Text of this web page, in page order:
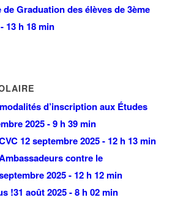
de Graduation des élèves de 3ème
13 h 18 min
d’inscription aux Études
2025 - 9 h 39 min
12 septembre 2025 - 12 h 13 min
contre le
2025 - 12 h 12 min
!31 août 2025 - 8 h 02 min